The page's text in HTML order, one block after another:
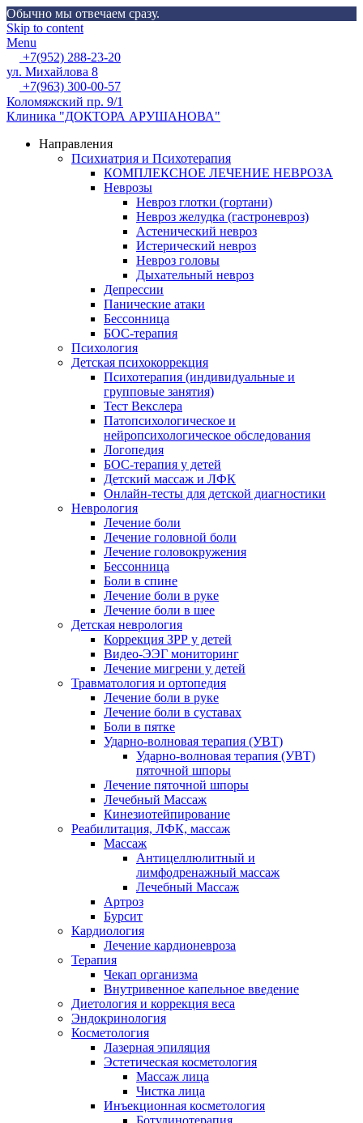
Обычно мы отвечаем сразу.
Skip to content
Menu
+7(952) 288-23-20
ул. Михайлова 8
+7(963) 300-00-57
Коломяжский пр. 9/1
Клиника "ДОКТОРА АРУШАНОВА"
Направления
Психиатрия и Психотерапия
КОМПЛЕКСНОЕ ЛЕЧЕНИЕ НЕВРОЗА
Неврозы
Невроз глотки (гортани)
Невроз желудка (гастроневроз)
Астенический невроз
Истерический невроз
Невроз головы
Дыхательный невроз
Депрессии
Панические атаки
Бессонница
БОС-терапия
Психология
Детская психокоррекция
Психотерапия (индивидуальные и
групповые занятия)
Тест Векслера
Патопсихологическое и
нейропсихологическое обследования
Логопедия
БОС-терапия у детей
Детский массаж и ЛФК
Онлайн-тесты для детской диагностики
Неврология
Лечение боли
Лечение головной боли
Лечение головокружения
Бессонница
Боли в спине
Лечение боли в руке
Лечение боли в шее
Детская неврология
Коррекция ЗРР у детей
Видео-ЭЭГ мониторинг
Лечение мигрени у детей
Травматология и ортопедия
Лечение боли в руке
Лечение боли в суставах
Боли в пятке
Ударно-волновая терапия (УВТ)
Ударно-волновая терапия (УВТ)
пяточной шпоры
Лечение пяточной шпоры
Лечебный Массаж
Кинезиотейпирование
Реабилитация, ЛФК, массаж
Массаж
Антицеллюлитный и
лимфодренажный массаж
Лечебный Массаж
Артроз
Бурсит
Кардиология
Лечение кардионевроза
Терапия
Чекап организма
Внутривенное капельное введение
Диетология и коррекция веса
Эндокринология
Косметология
Лазерная эпиляция
Эстетическая косметология
Массаж лица
Чистка лица
Инъекционная косметология
Ботулинотерапия